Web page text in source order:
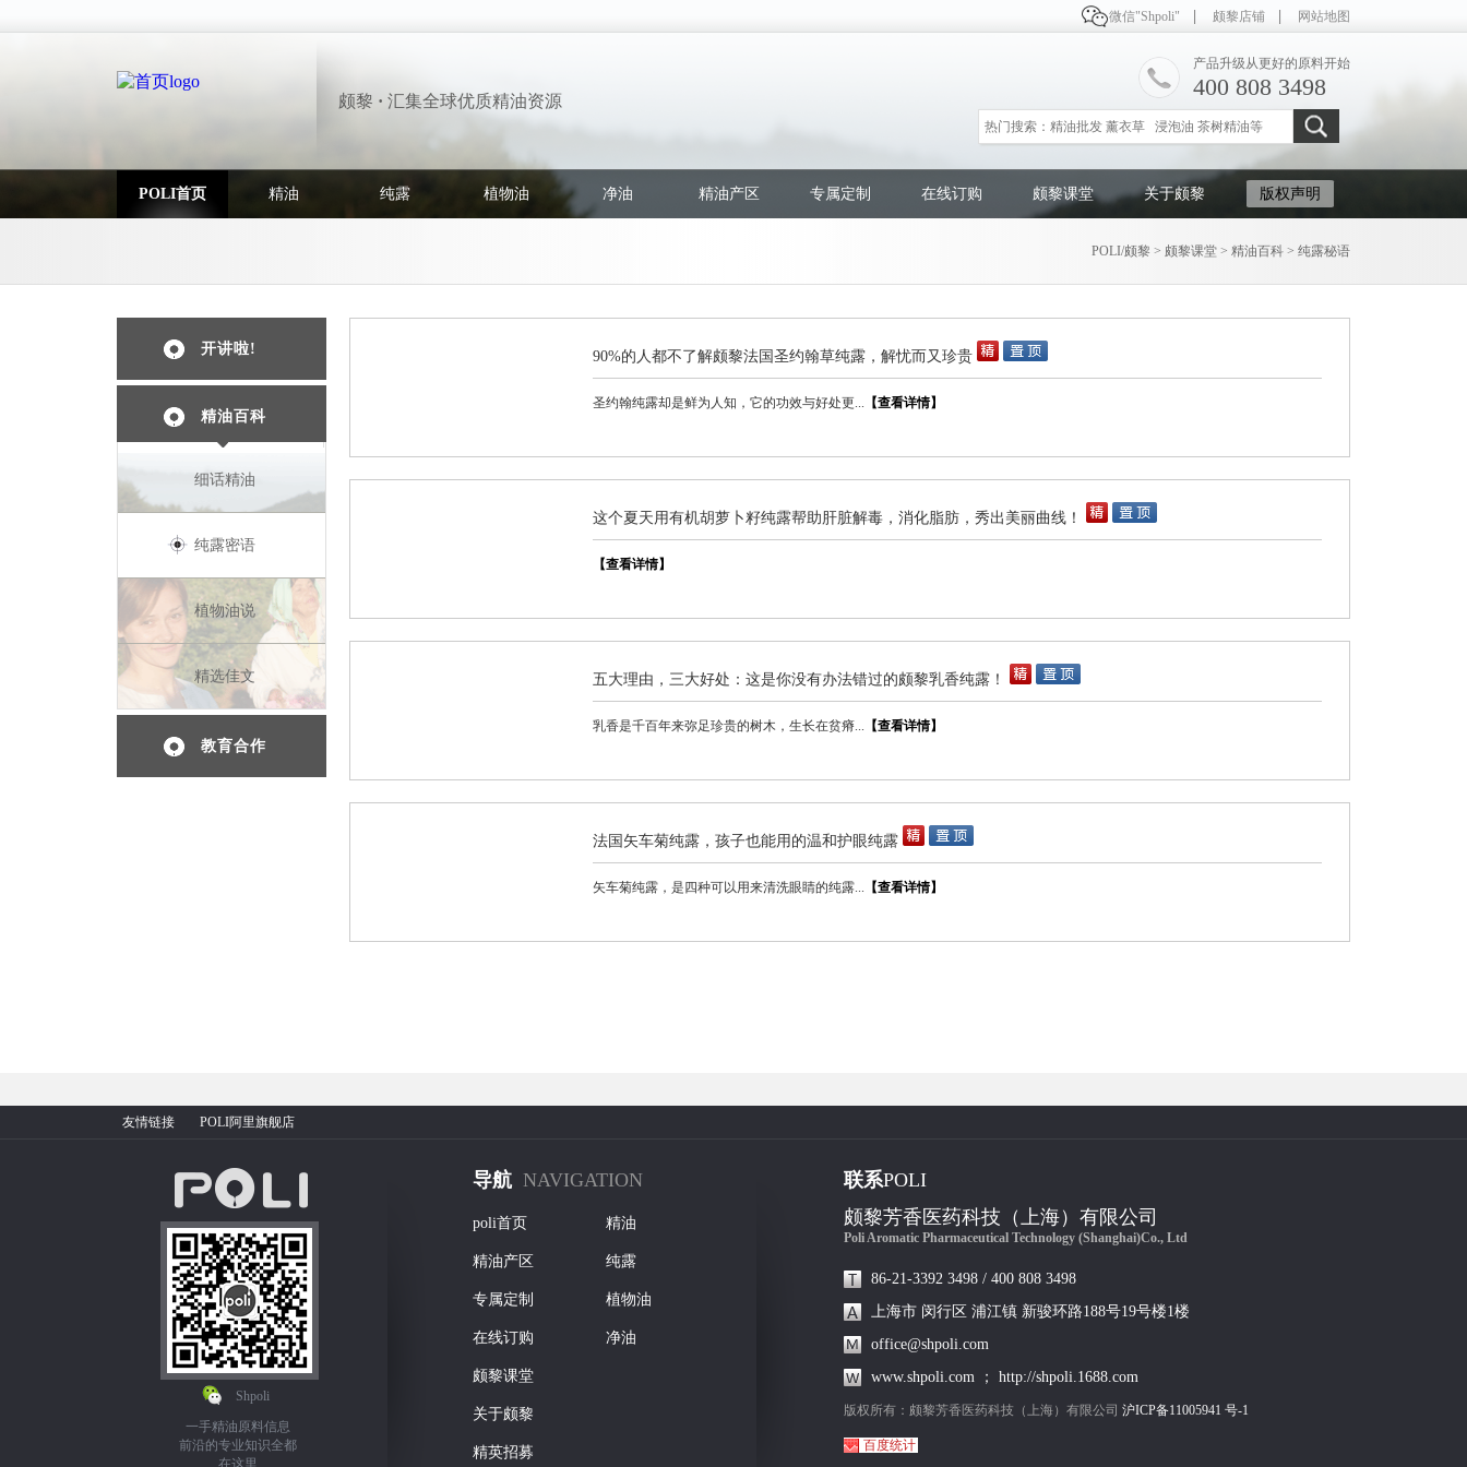
微信"Shpoli" 颇黎店铺 网站地图
颇黎 · 汇集全球优质精油资源
产品升级从更好的原料开始
400 808 3498
POLI首页 精油 纯露 植物油 净油 精油产区 专属定制 在线订购 颇黎课堂 关于颇黎 版权声明
POLI/颇黎 > 颇黎课堂 > 精油百科 > 纯露秘语
开讲啦!
精油百科
细话精油
纯露密语
植物油说
精选佳文
教育合作
90%的人都不了解颇黎法国圣约翰草纯露，解忧而又珍贵
圣约翰纯露却是鲜为人知，它的功效与好处更... 【查看详情】
这个夏天用有机胡萝卜籽纯露帮助肝脏解毒，消化脂肪，秀出美丽曲线！
【查看详情】
五大理由，三大好处：这是你没有办法错过的颇黎乳香纯露！
乳香是千百年来弥足珍贵的树木，生长在贫瘠... 【查看详情】
法国矢车菊纯露，孩子也能用的温和护眼纯露
矢车菊纯露，是四种可以用来清洗眼睛的纯露... 【查看详情】
友情链接 POLI阿里旗舰店
Shpoli
一手精油原料信息
前沿的专业知识全都
在这里
导航 NAVIGATION
poli首页
精油产区
专属定制
在线订购
颇黎课堂
关于颇黎
精英招募
精油
纯露
植物油
净油
联系POLI
颇黎芳香医药科技（上海）有限公司
Poli Aromatic Pharmaceutical Technology (Shanghai)Co., Ltd
86-21-3392 3498 / 400 808 3498
上海市 闵行区 浦江镇 新骏环路188号19号楼1楼
office@shpoli.com
www.shpoli.com ； http://shpoli.1688.com
版权所有：颇黎芳香医药科技（上海）有限公司 沪ICP备11005941 号-1
百度统计